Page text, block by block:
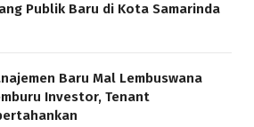
Publik Baru di Kota Samarinda
Baru Mal Lembuswana
Investor, Tenant